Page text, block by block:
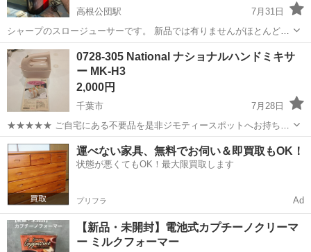
高根公団駅
7月31日
シャープのスロージューサーです。 新品では有りませんがほとんど使
用した記憶がありません。 石臼式のジューサーなので栄養を壊さずジ
ュースが出来るそうです。
千葉 船橋市 キッチン家電
スロージューサー
0728-305 National ナショナルハンドミキサ
ー MK-H3
2,000円
千葉市
7月28日
★★★★★ ご自宅にある不要品を是非ジモティースポットへお持ち込
みしませんか？ 家電、趣味・スポーツ・レジャー用品、こども用品、
衣料服飾品、生活雑貨、家具、本、CD・DVDなどが無料でまとめて持
ち込めます！ ※詳細はこ...
千葉 千葉市 キッチン家電 ハンドミキサー
運べない家具、無料でお伺い＆即買取もOK！
状態が悪くてもOK！最大限買取します
プリフラ Ad
【新品・未開封】電池式カプチーノクリーマ
ー ミルクフォーマー